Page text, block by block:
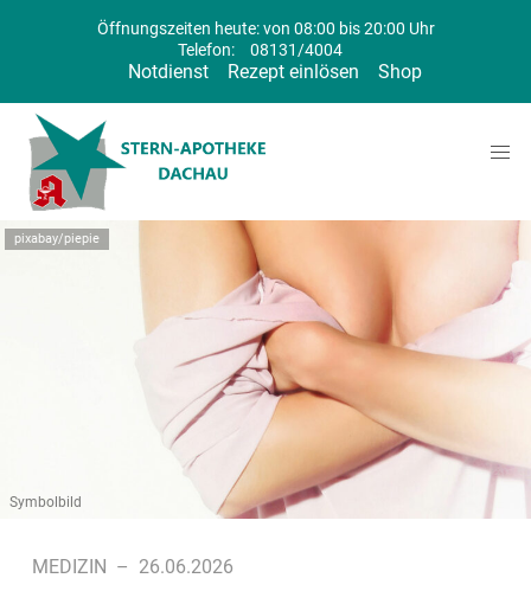
Öffnungszeiten heute: von 08:00 bis 20:00 Uhr
Telefon:
08131/4004
Notdienst Rezept einlösen Shop
pixabay/piepie
Symbolbild
MEDIZIN – 26.06.2026